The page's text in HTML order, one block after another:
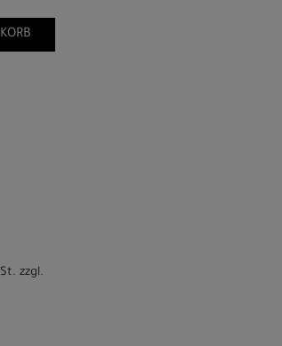
zzgl.